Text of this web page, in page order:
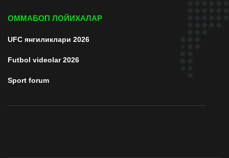
ОММАБОП ЛОЙИХАЛАР
UFC янгиликлари 2026
Futbol videolar 2026
Sport forum